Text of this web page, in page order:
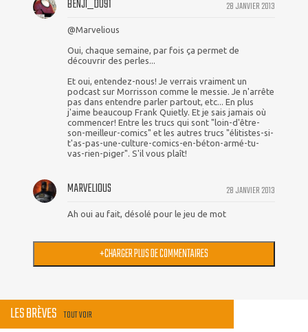
28 JANVIER 2013
BENJI_DU91
@Marvelious
Oui, chaque semaine, par fois ça permet de
découvrir des perles...
Et oui, entendez-nous! Je verrais vraiment un
podcast sur Morrisson comme le messie. Je n'arrête
pas dans entendre parler partout, etc... En plus
j'aime beaucoup Frank Quietly. Et je sais jamais où
commencer! Entre les trucs qui sont "loin-d'être-
son-meilleur-comics" et les autres trucs "élitistes-si-
t'as-pas-une-culture-comics-en-béton-armé-tu-
vas-rien-piger". S'il vous plaît!
28 JANVIER 2013
MARVELIOUS
Ah oui au fait, désolé pour le jeu de mot
+CHARGER PLUS DE COMMENTAIRES
LES BRÈVES TOUT VOIR